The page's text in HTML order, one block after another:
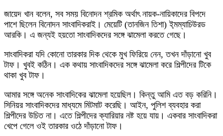
জায়েদ খান বলেন, সব সময় বিনোদন শ্রমিক অর্থাৎ নায়ক-নায়িকাদের বিপদে
পাশে ছিলেন বিনোদন সাংবাদিকরাই। মেয়েটি (তানজিন তিশা) ই্মম্যাচিউরড
আরকি। এ জন্যই হয়তো সাংবাদিকদের সঙ্গে ঝামেলা করতে গেছে।
সাংবাদিকরা যদি কোনো তারকার দিক থেকে মুখ ফিরিয়ে নেন, তখন দাঁড়ানো খুব
টাফ। খুবই কঠিন। এক কথায় সাংবাদিকদের সঙ্গে ঝামেলা করে শিল্পীদের টিকে
থাকা খুব টাফ।
আমার সঙ্গে অনেক সাংবাদিকের ঝামেলা হয়েছিল। কিন্তু আমি এত বড় করিনি।
সিনিয়র সাংবাদিকদের মাধ্যমে মিটমাট করেছি। আইন, পুলিশ ব্যবহার করা
শিল্পীদের উচিত না। এতে শিল্পীদের ক্যারিয়ার নষ্ট হয়ে যায়। একবার সাংবাদিকরা
খেপে গেলে ওই তারকার ওঠে দাঁড়ানো টাফ।